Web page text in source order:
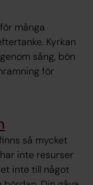
många
Kyrkan
sång, bön
för
så mycket
inte resurser
inte till något